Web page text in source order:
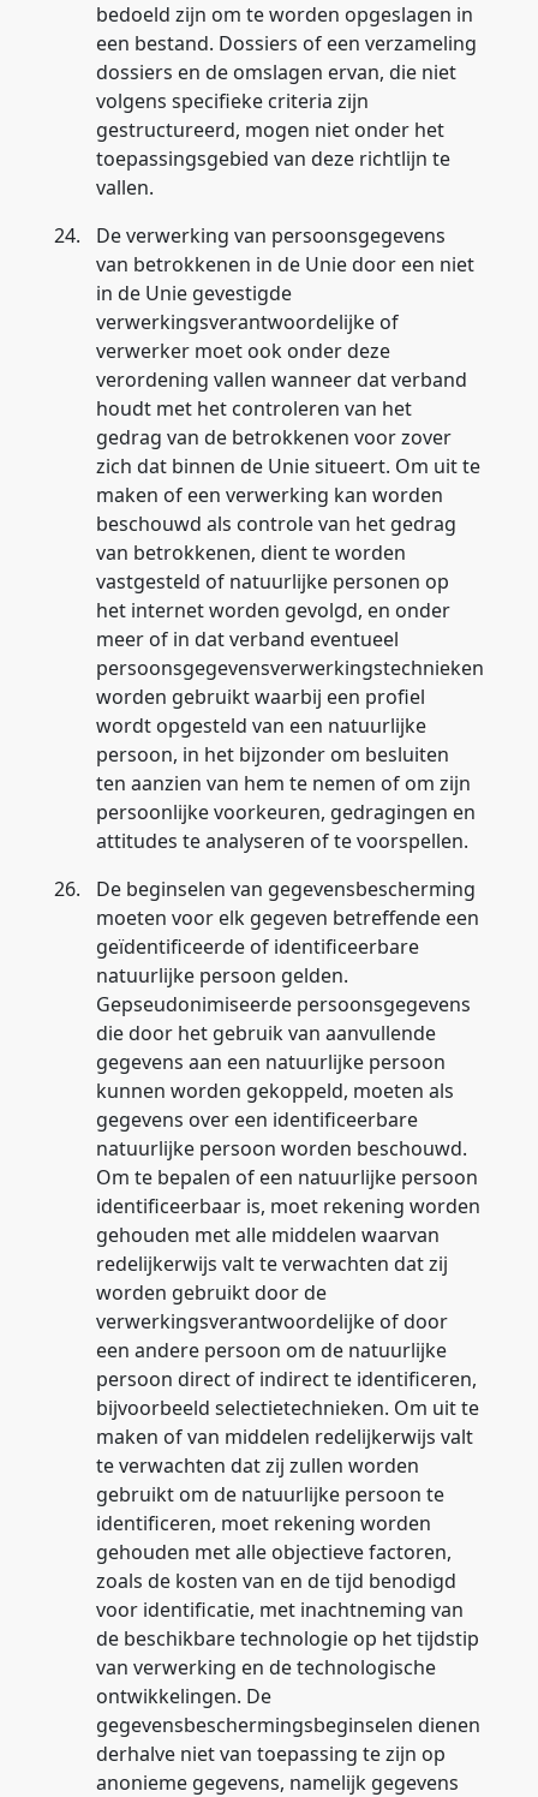
bedoeld zijn om te worden opgeslagen in
een bestand. Dossiers of een verzameling
dossiers en de omslagen ervan, die niet
volgens specifieke criteria zijn
gestructureerd, mogen niet onder het
toepassingsgebied van deze richtlijn te
vallen.
24.
De verwerking van persoonsgegevens
van betrokkenen in de Unie door een niet
in de Unie gevestigde
verwerkingsverantwoordelijke of
verwerker moet ook onder deze
verordening vallen wanneer dat verband
houdt met het controleren van het
gedrag van de betrokkenen voor zover
zich dat binnen de Unie situeert. Om uit te
maken of een verwerking kan worden
beschouwd als controle van het gedrag
van betrokkenen, dient te worden
vastgesteld of natuurlijke personen op
het internet worden gevolgd, en onder
meer of in dat verband eventueel
persoonsgegevensverwerkingstechnieken
worden gebruikt waarbij een profiel
wordt opgesteld van een natuurlijke
persoon, in het bijzonder om besluiten
ten aanzien van hem te nemen of om zijn
persoonlijke voorkeuren, gedragingen en
attitudes te analyseren of te voorspellen.
26.
De beginselen van gegevensbescherming
moeten voor elk gegeven betreffende een
geïdentificeerde of identificeerbare
natuurlijke persoon gelden.
Gepseudonimiseerde persoonsgegevens
die door het gebruik van aanvullende
gegevens aan een natuurlijke persoon
kunnen worden gekoppeld, moeten als
gegevens over een identificeerbare
natuurlijke persoon worden beschouwd.
Om te bepalen of een natuurlijke persoon
identificeerbaar is, moet rekening worden
gehouden met alle middelen waarvan
redelijkerwijs valt te verwachten dat zij
worden gebruikt door de
verwerkingsverantwoordelijke of door
een andere persoon om de natuurlijke
persoon direct of indirect te identificeren,
bijvoorbeeld selectietechnieken. Om uit te
maken of van middelen redelijkerwijs valt
te verwachten dat zij zullen worden
gebruikt om de natuurlijke persoon te
identificeren, moet rekening worden
gehouden met alle objectieve factoren,
zoals de kosten van en de tijd benodigd
voor identificatie, met inachtneming van
de beschikbare technologie op het tijdstip
van verwerking en de technologische
ontwikkelingen. De
gegevensbeschermingsbeginselen dienen
derhalve niet van toepassing te zijn op
anonieme gegevens, namelijk gegevens